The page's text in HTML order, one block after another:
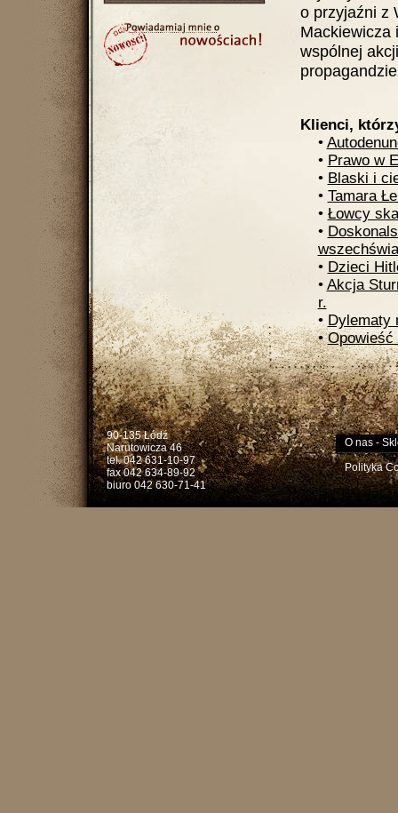
o przyjaźni z
Mackiewicza
wspólnej
Klienci,
•
• Prawo w
• Blaski i
• Tamara
• Łowcy
•
• Dzieci
• Akcja
r.
• Dylematy
• Opowieść
90-135 Łódź
Narutowicza 46
tel. 042 631-10-97
fax 042 634-89-92
biuro 042 630-71-41
O nas-
Polityka